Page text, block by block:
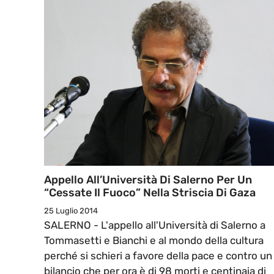
Appello All’Università Di Salerno Per Un
“Cessate Il Fuoco” Nella Striscia Di Gaza
25 Luglio 2014
SALERNO - L'appello all'Università di Salerno a
Tommasetti e Bianchi e al mondo della cultura
perché si schieri a favore della pace e contro un
bilancio che per ora è di 98 morti e centinaia di